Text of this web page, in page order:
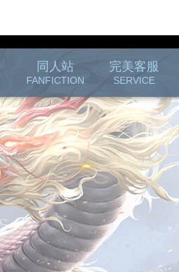
同人站
FANFICTION
完美客服
SERVICE